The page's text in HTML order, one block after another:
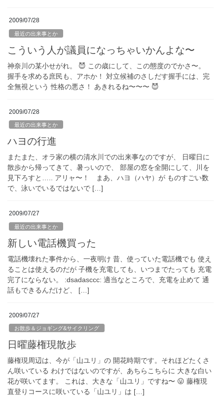
2009/07/28
最近の出来事とか
こういう人が議員になっちゃいかんよな〜
神奈川の某小せがれ。 😈 この歳にして、この態度のでかさ〜。
握手を求める庶民も、アホか！ 対立候補のさしだす握手には、完
全無視という 性格の悪さ！ あきれるね〜〜〜 😈
2009/07/28
最近の出来事とか
ハヨの行進
またまた、オラ家の横の清水川での出来事なのですが、 日曜日に
散歩から帰ってきて、暑っいので、 部屋の窓を全開にして、川を
見下ろすと….. アリャ〜！ まあ、ハヨ（ハヤ）が ものすごい数
で、泳いでいるではないで […]
2009/07/27
最近の出来事とか
新しい電話機買った
電話機壊れた事件から、一夜明け 昔、使っていた電話機でも 使え
ることは使えるのだが 子機を充電しても、いつまでたっても 充電
完了にならない。 :dsadasccc: 適当なところで、充電を止めて 通
話もできるんだけど、 […]
2009/07/27
お散歩＆ジョギング&サイクリング
日曜藤権現散歩
藤権現周辺は、今が「山ユリ」の 開花時期です。それほどたくさ
ん咲いている わけではないのですが、あちらこちらに 大きな白い
花が咲いてます。 これは、大きな「山ユリ」ですね〜 😛 藤権現
直登りコースに咲いている「山ユリ」は […]